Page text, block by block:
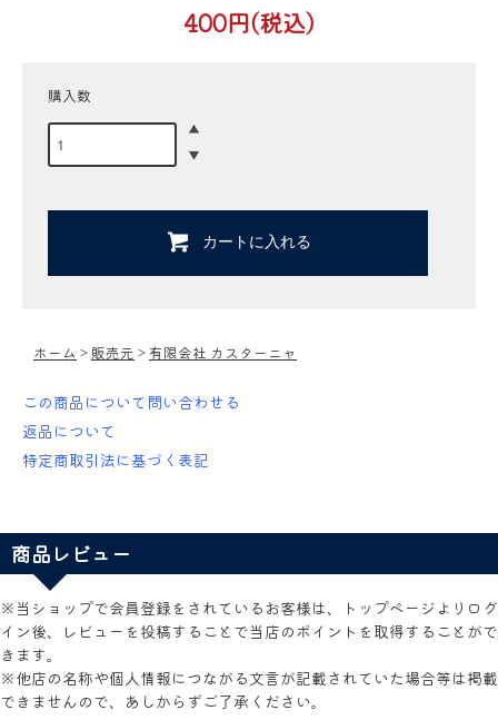
400円(税込)
購入数
カートに入れる
ホーム > 販売元 > 有限会社 カスターニャ
この商品について問い合わせる
返品について
特定商取引法に基づく表記
商品レビュー
※当ショップで会員登録をされているお客様は、トップページよりログ
イン後、レビューを投稿することで当店のポイントを取得することがで
きます。
※他店の名称や個人情報につながる文言が記載されていた場合等は掲載
できませんので、あしからずご了承ください。